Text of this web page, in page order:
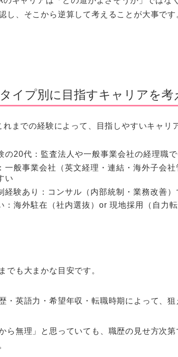
し、そこから逆算して考えることが大事です
タイプ別に目指すキャリアを考
までの経験によって、目指しやすいキャリ
の20代：監査法人や一般事業会社の経理職
一般事業会社（英文経理・連結・海外子会社
い
経験あり：コンサル（内部統制・業務改善）
：海外駐在（社内選抜）or 現地採用（自力
でも大まかな目安です。
・英語力・希望年収・転職時期によって、狙
ら無理」と思っていても、職歴の見せ方次